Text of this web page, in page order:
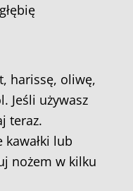
harissę, oliwę,
Jeśli używasz
teraz.
lub
nożem w kilku